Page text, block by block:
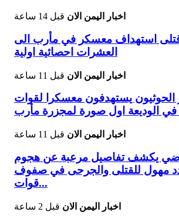
اخبار اليمن الان قبل 14 ساعة
قتلى استهداف معسكر في مأرب الى
العشرات احصائية اولية
اخبار اليمن الان قبل 11 ساعة
يستهدفون معسكرا لقوات
الوديعة اول صورة لمجزرة مأرب
اخبار اليمن الان قبل 11 ساعة
يكشف تفاصيل مرعبة عن هجوم
مهول للقتلى والجرحى في صفوف
قوات...
اخبار اليمن الان قبل 2 ساعة